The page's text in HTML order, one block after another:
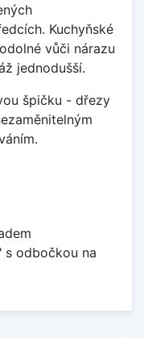
Kuchyňské
vůči nárazu
jednodušší.
špičku - dřezy
s odbočkou na